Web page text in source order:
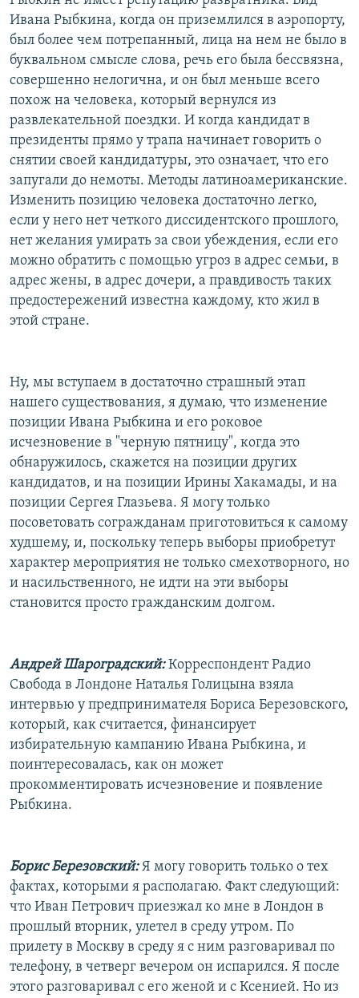
Ивана Рыбкина, когда он приземлился в аэропорту,
был более чем потрепанный, лица на нем не было в
буквальном смысле слова, речь его была бессвязна,
совершенно нелогична, и он был меньше всего
похож на человека, который вернулся из
развлекательной поездки. И когда кандидат в
президенты прямо у трапа начинает говорить о
снятии своей кандидатуры, это означает, что его
запугали до немоты. Методы латиноамериканские.
Изменить позицию человека достаточно легко,
если у него нет четкого диссидентского прошлого,
нет желания умирать за свои убеждения, если его
можно обратить с помощью угроз в адрес семьи, в
адрес жены, в адрес дочери, а правдивость таких
предостережений известна каждому, кто жил в
этой стране.
Ну, мы вступаем в достаточно страшный этап
нашего существования, я думаю, что изменение
позиции Ивана Рыбкина и его роковое
исчезновение в "черную пятницу", когда это
обнаружилось, скажется на позиции других
кандидатов, и на позиции Ирины Хакамады, и на
позиции Сергея Глазьева. Я могу только
посоветовать согражданам приготовиться к самому
худшему, и, поскольку теперь выборы приобретут
характер мероприятия не только смехотворного, но
и насильственного, не идти на эти выборы
становится просто гражданским долгом.
Андрей Шароградский:Корреспондент Радио
Свобода в Лондоне Наталья Голицына взяла
интервью у предпринимателя Бориса Березовского,
который, как считается, финансирует
избирательную кампанию Ивана Рыбкина, и
поинтересовалась, как он может
прокомментировать исчезновение и появление
Рыбкина.
Борис Березовский:Я могу говорить только о тех
фактах, которыми я располагаю. Факт следующий:
что Иван Петрович приезжал ко мне в Лондон в
прошлый вторник, улетел в среду утром. По
прилету в Москву в среду я с ним разговаривал по
телефону, в четверг вечером он испарился. Я после
этого разговаривал с его женой и с Ксенией. Но из